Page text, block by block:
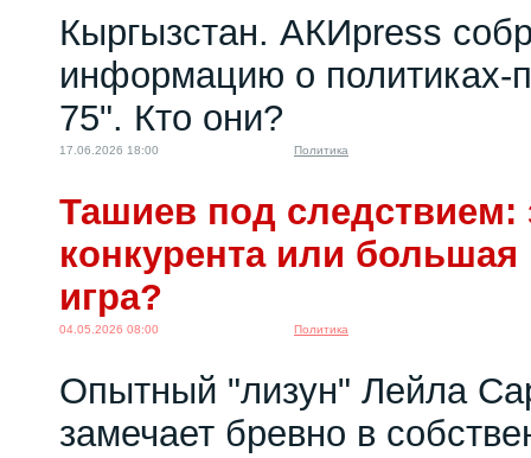
выходить из ЕАЭС?
11.03.2022 11:16
Кыргызстан. АКИpress
информацию о политиках-
75". Кто они?
17.06.2026 18:00 Политика
Ташиев под следствием:
конкурента или большая
игра?
04.05.2026 08:00 Политика
Опытный "лизун" Лейла
замечает бревно в